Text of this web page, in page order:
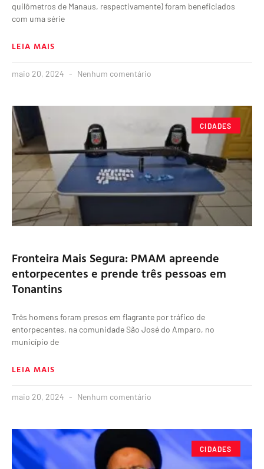
quilômetros de Manaus, respectivamente) foram beneficiados
com uma série
LEIA MAIS
maio 20, 2024 Nenhum comentário
CIDADES
Fronteira Mais Segura: PMAM apreende
entorpecentes e prende três pessoas em
Tonantins
Três homens foram presos em flagrante por tráfico de
entorpecentes, na comunidade São José do Amparo, no
município de
LEIA MAIS
maio 20, 2024 Nenhum comentário
CIDADES